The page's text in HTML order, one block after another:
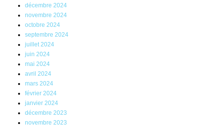
décembre 2024
novembre 2024
octobre 2024
septembre 2024
juillet 2024
juin 2024
mai 2024
avril 2024
mars 2024
février 2024
janvier 2024
décembre 2023
novembre 2023